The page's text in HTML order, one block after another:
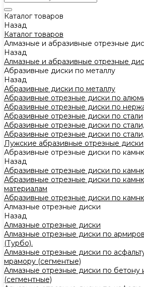
Каталог товаров
Назад
Каталог товаров
Алмазные и абразивные отрезные
Назад
Алмазные и абразивные отрезные
Абразивные диски по металлу
Назад
Абразивные диски по металлу
Абразивные отрезные диски по
Абразивные отрезные диски по
Абразивные отрезные диски по стали
Абразивные отрезные диски по
Абразивные отрезные диски по
Лужские абразивные отрезные диски
Абразивные отрезные диски по
Назад
Абразивные отрезные диски по
Абразивные отрезные диски по
материалам
Абразивные отрезные диски по
Алмазные отрезные диски
Назад
Алмазные отрезные диски
Алмазные отрезные диски по
(Турбо).
Алмазные отрезные диски по
мрамору (сегментые)
Алмазные отрезные диски по бетону
(сегментные)